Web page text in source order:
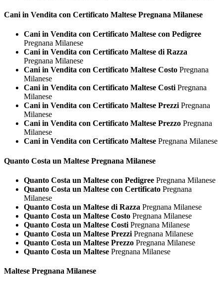
Cani in Vendita con Certificato Maltese Pregnana Milanese
Cani in Vendita con Certificato Maltese con Pedigree
Pregnana Milanese
Cani in Vendita con Certificato Maltese di Razza
Pregnana Milanese
Cani in Vendita con Certificato Maltese Costo Pregnana
Milanese
Cani in Vendita con Certificato Maltese CostiPregnana
Milanese
Cani in Vendita con Certificato Maltese PrezziPregnana
Milanese
Cani in Vendita con Certificato Maltese Prezzo Pregnana
Milanese
Cani in Vendita con Certificato Maltese Pregnana Milanese
Quanto Costa un Maltese Pregnana Milanese
Quanto Costa un Maltese con Pedigree Pregnana Milanese
Quanto Costa un Maltese con Certificato Pregnana
Milanese
Quanto Costa un Maltese di Razza Pregnana Milanese
Quanto Costa un Maltese Costo Pregnana Milanese
Quanto Costa un Maltese Costi Pregnana Milanese
Quanto Costa un Maltese Prezzi Pregnana Milanese
Quanto Costa un Maltese Prezzo Pregnana Milanese
Quanto Costa un Maltese Pregnana Milanese
Maltese Pregnana Milanese